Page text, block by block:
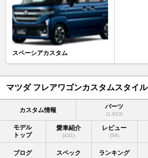
スペーシアカスタム
マツダ フレアワゴンカスタムスタイル
カスタム情報 パーツ
(1,653)
モデル
トップ
愛車紹介
(431)
レビュー
(59)
ブログ スペック ランキング